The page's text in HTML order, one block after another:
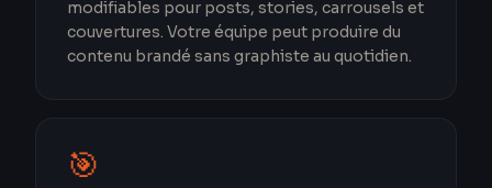
modifiables pour posts, stories, carrousels et
couvertures. Votre équipe peut produire du
contenu brandé sans graphiste au quotidien.
🎯